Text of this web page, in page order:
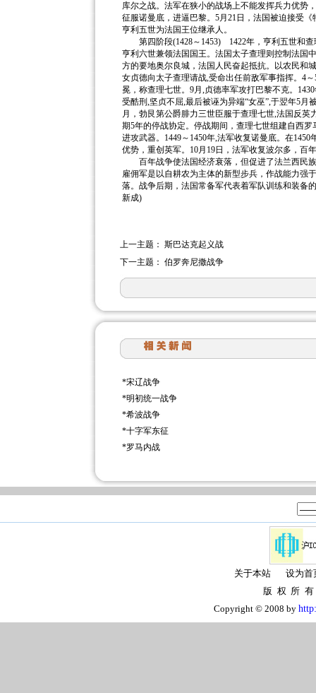
库尔之战。法军在狭小的战场上不能发挥兵力优势
征服诺曼底，进逼巴黎。5月21日，法国被迫接受
亨利五世为法国王位继承人。
第四阶段(1428～1453) 1422年，亨利五世和查
亨利六世兼领法国国王。法国太子查理则控制法国
方的要地奥尔良城，法国人民奋起抵抗。以农民和
女贞德向太子查理请战,受命出任前敌军事指挥。4
冕，称查理七世。9月,贞德率军攻打巴黎不克。
受酷刑,坚贞不屈,最后被诬为异端“女巫”,于翌年5月
月，勃艮第公爵腓力三世臣服于查理七世,法国反
期5年的停战协定。停战期间，查理七世组建自西
进攻武器。1449～1450年,法军收复诺曼底。在
优势，重创英军。10月19日，法军收复波尔多，百
百年战争使法国经济衰落，但促进了法兰西民族
雇佣军是以自耕农为主体的新型步兵，作战能力强
落。战争后期，法国常备军代表着军队训练和装
新成)
上一主题： 斯巴达克起义战
下一主题： 伯罗奔尼撒战争
*宋辽战争
*明初统一战争
*希波战争
*十字军东征
*罗马内战